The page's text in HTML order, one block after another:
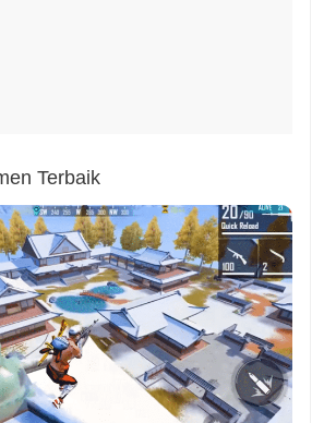
Terbaik